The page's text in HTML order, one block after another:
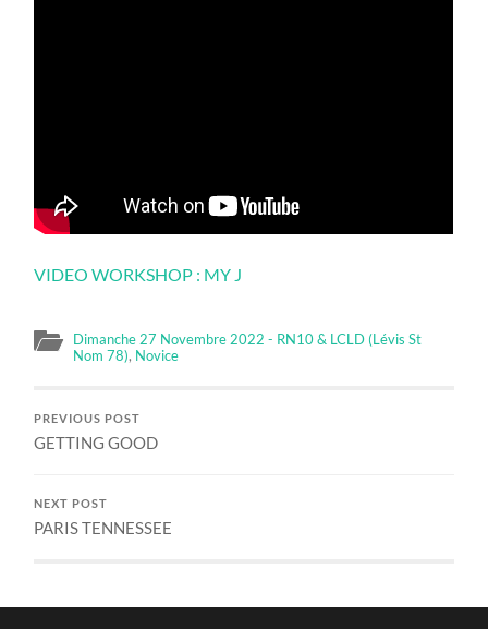
VIDEO WORKSHOP : MY J
Dimanche 27 Novembre 2022 - RN10 & LCLD (Lévis St
Nom 78), Novice
PREVIOUS POST
GETTING GOOD
NEXT POST
PARIS TENNESSEE